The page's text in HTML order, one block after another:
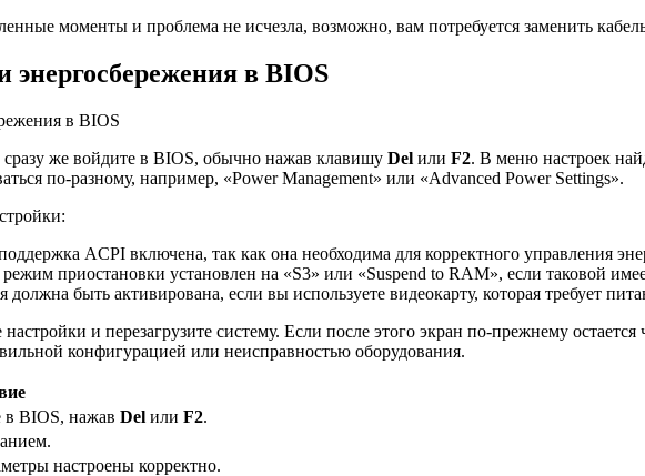
моменты и проблема не исчезла, возможно, вам потребуется заменить
в BIOS
же войдите в BIOS, обычно нажав клавишу Del или F2. В меню настроек
по-разному, например, «Power Management» или «Advanced Power Settings».
ACPI включена, так как она необходима для корректного управления
приостановки установлен на «S3» или «Suspend to RAM», если таковой
должна быть активирована, если вы используете видеокарту, которая требует
и перезагрузите систему. Если после этого экран по-прежнему
конфигурацией или неисправностью оборудования.
BIOS, нажав Del или F2.
настроены корректно.